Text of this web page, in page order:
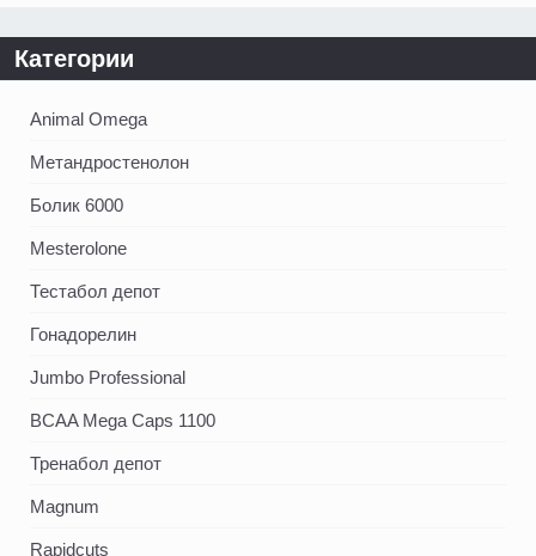
Категории
Animal Omega
Метандростенолон
Болик 6000
Mesterolone
Тестабол депот
Гонадорелин
Jumbo Professional
BCAA Mega Caps 1100
Тренабол депот
Magnum
Rapidcuts